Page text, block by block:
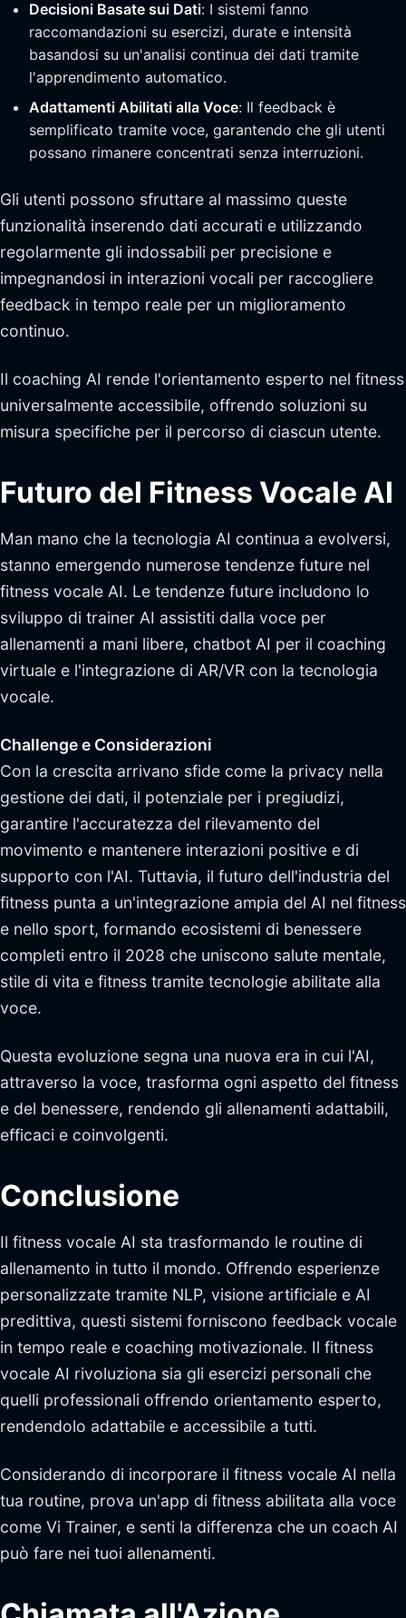
Decisioni Basate sui Dati: I sistemi fanno
raccomandazioni su esercizi, durate e intensità
basandosi su un'analisi continua dei dati tramite
l'apprendimento automatico.
Adattamenti Abilitati alla Voce: Il feedback è
semplificato tramite voce, garantendo che gli utenti
possano rimanere concentrati senza interruzioni.
Gli utenti possono sfruttare al massimo queste
funzionalità inserendo dati accurati e utilizzando
regolarmente gli indossabili per precisione e
impegnandosi in interazioni vocali per raccogliere
feedback in tempo reale per un miglioramento
continuo.
Il coaching AI rende l'orientamento esperto nel fitness
universalmente accessibile, offrendo soluzioni su
misura specifiche per il percorso di ciascun utente.
Futuro del Fitness Vocale AI
Man mano che la tecnologia AI continua a evolversi,
stanno emergendo numerose tendenze future nel
fitness vocale AI. Le tendenze future includono lo
sviluppo di trainer AI assistiti dalla voce per
allenamenti a mani libere, chatbot AI per il coaching
virtuale e l'integrazione di AR/VR con la tecnologia
vocale.
Challenge e Considerazioni
Con la crescita arrivano sfide come la privacy nella
gestione dei dati, il potenziale per i pregiudizi,
garantire l'accuratezza del rilevamento del
movimento e mantenere interazioni positive e di
supporto con l'AI. Tuttavia, il futuro dell'industria del
fitness punta a un'integrazione ampia del AI nel fitness
e nello sport, formando ecosistemi di benessere
completi entro il 2028 che uniscono salute mentale,
stile di vita e fitness tramite tecnologie abilitate alla
voce.
Questa evoluzione segna una nuova era in cui l'AI,
attraverso la voce, trasforma ogni aspetto del fitness
e del benessere, rendendo gli allenamenti adattabili,
efficaci e coinvolgenti.
Conclusione
Il fitness vocale AI sta trasformando le routine di
allenamento in tutto il mondo. Offrendo esperienze
personalizzate tramite NLP, visione artificiale e AI
predittiva, questi sistemi forniscono feedback vocale
in tempo reale e coaching motivazionale. Il fitness
vocale AI rivoluziona sia gli esercizi personali che
quelli professionali offrendo orientamento esperto,
rendendolo adattabile e accessibile a tutti.
Considerando di incorporare il fitness vocale AI nella
tua routine, prova un'app di fitness abilitata alla voce
come Vi Trainer, e senti la differenza che un coach AI
può fare nei tuoi allenamenti.